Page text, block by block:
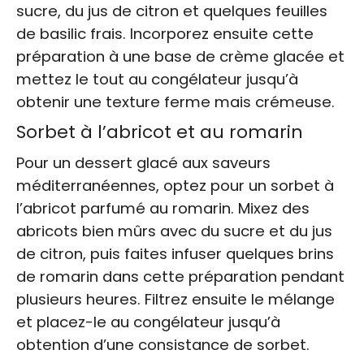
sucre, du jus de citron et quelques feuilles
de basilic frais. Incorporez ensuite cette
préparation à une base de crème glacée et
mettez le tout au congélateur jusqu’à
obtenir une texture ferme mais crémeuse.
Sorbet à l’abricot et au romarin
Pour un dessert glacé aux saveurs
méditerranéennes, optez pour un sorbet à
l’abricot parfumé au romarin. Mixez des
abricots bien mûrs avec du sucre et du jus
de citron, puis faites infuser quelques brins
de romarin dans cette préparation pendant
plusieurs heures. Filtrez ensuite le mélange
et placez-le au congélateur jusqu’à
obtention d’une consistance de sorbet.